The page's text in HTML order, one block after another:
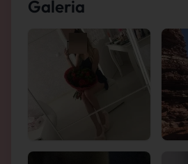
Galeria